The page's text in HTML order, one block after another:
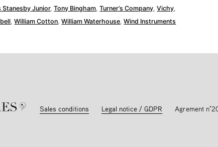
Stanesby Junior,Tony Bingham,Turner’s Company,Vichy,
,William Cotton,William Waterhouse,Wind Instruments
Sales conditions Legal notice / GDPR Agrement